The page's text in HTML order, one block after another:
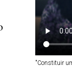
"Constituir